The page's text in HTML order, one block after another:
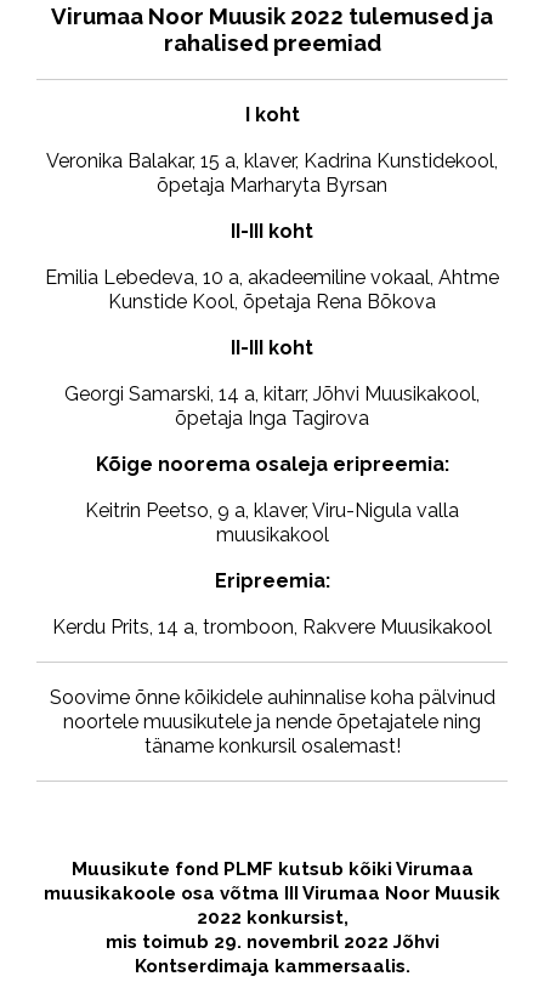
Virumaa Noor Muusik 2022 tulemused ja
rahalised preemiad
I koht
Veronika Balakar, 15 a, klaver, Kadrina Kunstidekool,
õpetaja Marharyta Byrsan
II-III koht
Emilia Lebedeva, 10 a, akadeemiline vokaal, Ahtme
Kunstide Kool, õpetaja Rena Bõkova
II-III koht
Georgi Samarski, 14 a, kitarr, Jõhvi Muusikakool,
õpetaja Inga Tagirova
Kõige noorema osaleja eripreemia:
Keitrin Peetso, 9 a, klaver, Viru-Nigula valla
muusikakool
Eripreemia:
Kerdu Prits, 14 a, tromboon, Rakvere Muusikakool
Soovime õnne kõikidele auhinnalise koha pälvinud
noortele muusikutele ja nende õpetajatele ning
täname konkursil osalemast!
Muusikute fond PLMF kutsub kõiki Virumaa
muusikakoole osa võtma III Virumaa Noor Muusik
2022 konkursist,
mis toimub 29. novembril 2022 Jõhvi
Kontserdimaja kammersaalis.